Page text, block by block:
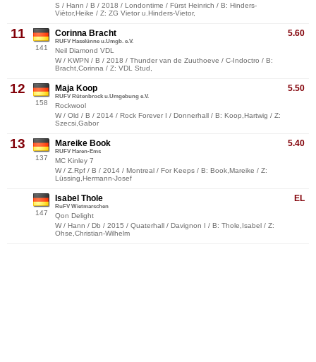
S / Hann / B / 2018 / Londontime / Fürst Heinrich / B: Hinders-
Viètor,Heike / Z: ZG Vietor u.Hinders-Vietor,
11
141
5.60
Corinna Bracht
RUFV Haselünne u.Umgb. e.V.
Neil Diamond VDL
W / KWPN / B / 2018 / Thunder van de Zuuthoeve / C-Indoctro / B:
Bracht,Corinna / Z: VDL Stud,
12
158
5.50
Maja Koop
RUFV Rütenbrock u.Umgebung e.V.
Rockwool
W / Old / B / 2014 / Rock Forever I / Donnerhall / B: Koop,Hartwig / Z:
Szecsi,Gabor
13
137
5.40
Mareike Book
RUFV Haren-Ems
MC Kinley 7
W / Z.Rpf / B / 2014 / Montreal / For Keeps / B: Book,Mareike / Z:
Lüssing,Hermann-Josef
147
EL
Isabel Thole
RuFV Wietmarschen
Qon Delight
W / Hann / Db / 2015 / Quaterhall / Davignon I / B: Thole,Isabel / Z:
Ohse,Christian-Wilhelm